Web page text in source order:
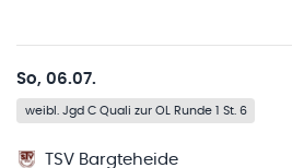
So, 06.07.
weibl. Jgd C Quali zur OL Runde 1 St. 6
TSV Bargteheide